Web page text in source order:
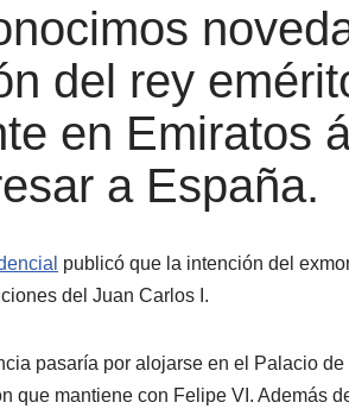
del rey
en Emiratos
a España.
publicó que la intención del
del Juan Carlos I.
pasaría por alojarse en el Palacio
que mantiene con Felipe VI. Además